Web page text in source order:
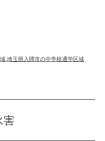
埼玉県入間市の中学校通学区域
害